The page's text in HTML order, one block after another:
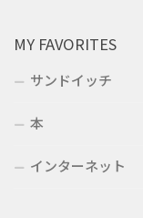
MY FAVORITES
サンドイッチ
本
インターネット